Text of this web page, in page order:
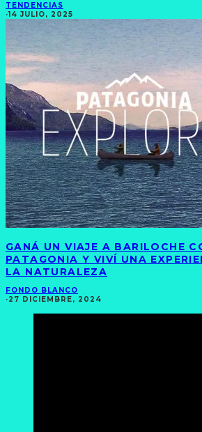
TENDENCIAS
·14 JULIO, 2025
GANÁ UN VIAJE A BARILOCHE
PATAGONIA Y VIVÍ UNA
LA NATURALEZA
FONDO BLANCO
·27 DICIEMBRE, 2024